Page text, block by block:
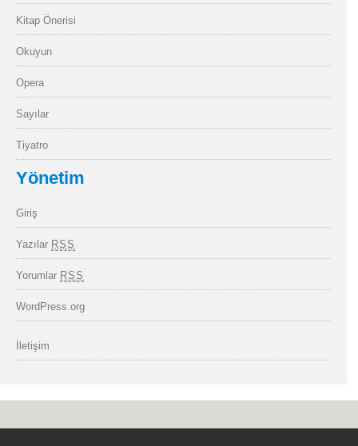
Kitap Önerisi
Okuyun
Opera
Sayılar
Tiyatro
Yönetim
Giriş
Yazılar RSS
Yorumlar RSS
WordPress.org
İletişim